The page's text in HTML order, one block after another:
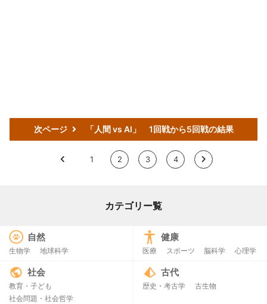
次ページ 「人間 vs AI」 1回戦から5回戦の結果
< 1 2 3 4 >
カテゴリー覧
自然
生物学 地球科学
健康
医療 スポーツ 脳科学 心理学
社会
教育・子ども
社会問題・社会哲学
古代
歴史・考古学 古生物